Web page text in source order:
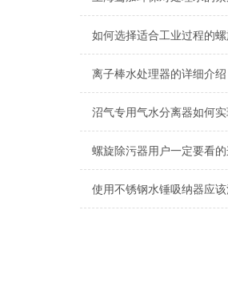
离子棒水处理器的详细介绍